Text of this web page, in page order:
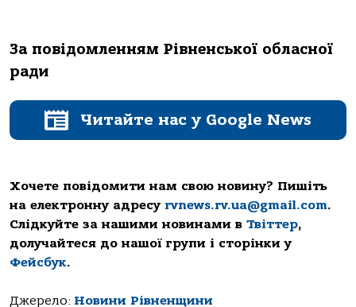
За повідомленням Рівненської обласної
ради
Читайте нас у Google News
Хочете повідомити нам свою новину? Пишіть
на електронну адресу rvnews.rv.ua@gmail.com.
Слідкуйте за нашими новинами в Твіттер,
долучайтеся до нашої групи і сторінки у
Фейсбук.
Джерело: Новини Рівненщини